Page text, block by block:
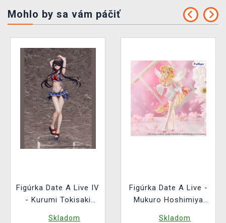
Mohlo by sa vám páčiť
Figúrka Date A Live IV
- Kurumi Tokisaki
Skladom
Figúrka Date A Live -
Mukuro Hoshimiya
Skladom